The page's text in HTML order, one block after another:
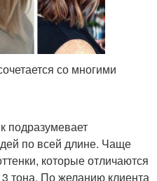
со многими
подразумевает
по всей длине. Чаще
которые отличаются
тона. По желанию клиента